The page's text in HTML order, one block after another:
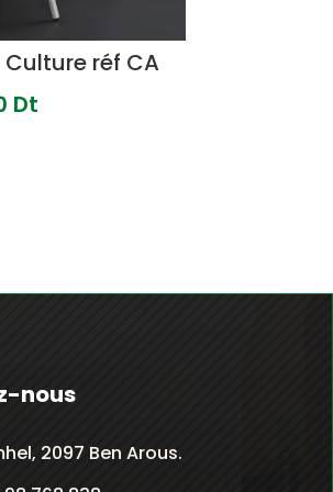
réf CA
Dt
nous
2097 Ben Arous.